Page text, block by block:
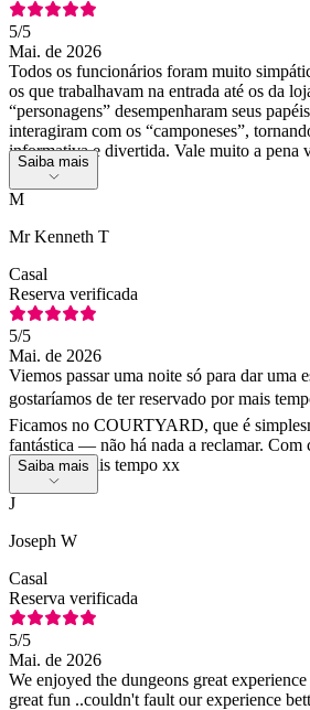
5/5
Mai. de 2026
Todos os funcionários foram muito
os que trabalhavam na entrada até os da
“personagens” desempenharam seus
interagiram com os “camponeses”,
informativa e divertida. Vale muito a pena
Saiba mais
M
Mr Kenneth T
Casal
Reserva verificada
5/5
Mai. de 2026
Viemos passar uma noite só para dar uma
gostaríamos de ter reservado por mais
Ficamos no COURTYARD, que é
fantástica — não há nada a reclamar. Com
para ficar mais tempo xx
Saiba mais
J
Joseph W
Casal
Reserva verificada
5/5
Mai. de 2026
We enjoyed the dungeons great
great fun ..couldn't fault our experience